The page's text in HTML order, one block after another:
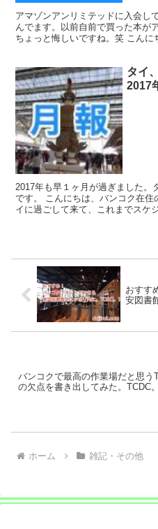
アマゾンアンリミテッドに入会し
んでます。以前自前で買った本が
ちょっと悔しいですね。笑 こんに
(FB:daijirok.jp)です。せっかく読
タイ
2017
2017年も早１ヶ月が過ぎました。
です。 こんにちは、バンコク在住
イに過ごして来て、これまでスケ
おすす
安図書
バンコクで最高の作業場だと思う
の欠点を書き出してみた。TCDC
ホーム 雑記・その他